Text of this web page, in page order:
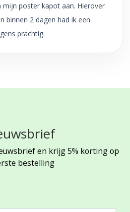
poster kapot aan. Hierover
binnen 2 dagen had ik een
prachtig.
en krijg 5% korting op
bestelling